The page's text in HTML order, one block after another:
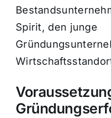
Spirit, den junge